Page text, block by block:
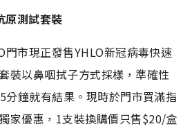
原測試套裝
門市現正發售YHLO新冠病毒快速
裝以鼻咽拭子方式採樣，準確性
分鐘就有結果。現時於門市買滿指
家優惠，1支裝換購價只售$20/盒